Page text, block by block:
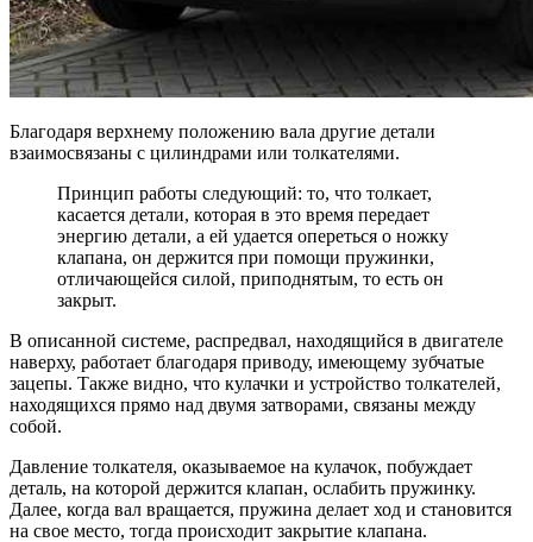
Благодаря верхнему положению вала другие детали
взаимосвязаны с цилиндрами или толкателями.
Принцип работы следующий: то, что толкает,
касается детали, которая в это время передает
энергию детали, а ей удается опереться о ножку
клапана, он держится при помощи пружинки,
отличающейся силой, приподнятым, то есть он
закрыт.
В описанной системе, распредвал, находящийся в двигателе
наверху, работает благодаря приводу, имеющему зубчатые
зацепы. Также видно, что кулачки и устройство толкателей,
находящихся прямо над двумя затворами, связаны между
собой.
Давление толкателя, оказываемое на кулачок, побуждает
деталь, на которой держится клапан, ослабить пружинку.
Далее, когда вал вращается, пружина делает ход и становится
на свое место, тогда происходит закрытие клапана.